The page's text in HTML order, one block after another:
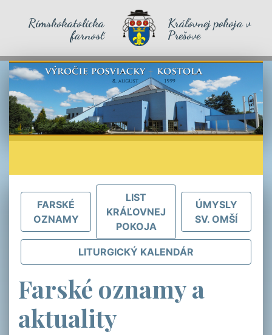
Rímskokatolícka
farnosť
Kráľovnej pokoja v
Prešove
FARSKÉ
OZNAMY
LIST
KRÁĽOVNEJ
POKOJA
ÚMYSLY
SV. OMŠÍ
LITURGICKÝ KALENDÁR
Farské oznamy a
aktuality